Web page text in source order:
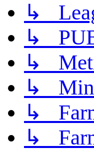
↳
↳
↳
↳
↳
↳